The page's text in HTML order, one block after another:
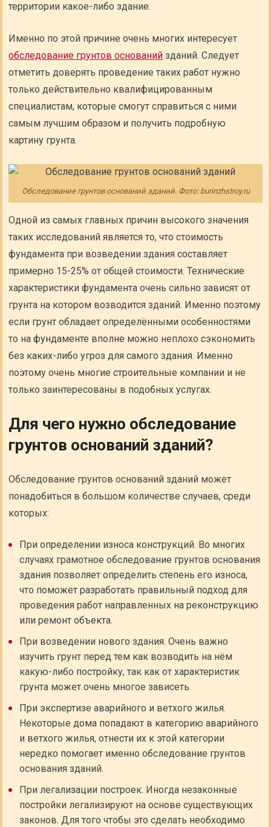
территории какое-либо здание.
Именно по этой причине очень многих интересует
обследование грунтов оснований зданий. Следует
отметить доверять проведение таких работ нужно
только действительно квалифицированным
специалистам, которые смогут справиться с ними
самым лучшим образом и получить подробную
картину грунта.
Обследование грунтов оснований зданий. Фото: burinzhstroy.ru
Одной из самых главных причин высокого значения
таких исследований является то, что стоимость
фундамента при возведении здания составляет
примерно 15-25% от общей стоимости. Технические
характеристики фундамента очень сильно зависят от
грунта на котором возводится зданий. Именно поэтому
если грунт обладает определёнными особенностями
то на фундаменте вполне можно неплохо сэкономить
без каких-либо угроз для самого здания. Именно
поэтому очень многие строительные компании и не
только заинтересованы в подобных услугах.
Для чего нужно обследование
грунтов оснований зданий?
Обследование грунтов оснований зданий может
понадобиться в большом количестве случаев, среди
которых:
При определении износа конструкций. Во многих
случаях грамотное обследование грунтов основания
здания позволяет определить степень его износа,
что поможет разработать правильный подход для
проведения работ направленных на реконструкцию
или ремонт объекта.
При возведении нового здания. Очень важно
изучить грунт перед тем как возводить на нём
какую-либо постройку, так как от характеристик
грунта может очень многое зависеть.
При экспертизе аварийного и ветхого жилья.
Некоторые дома попадают в категорию аварийного
и ветхого жилья, отнести их к этой категории
нередко помогает именно обследование грунтов
основания зданий.
При легализации построек. Иногда незаконные
постройки легализируют на основе существующих
законов. Для того чтобы это сделать необходимо